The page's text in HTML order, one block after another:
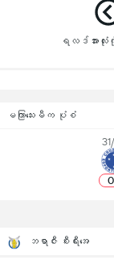
ရလဒ်အားလုံ
မကြာသေးမီက ပုံစံ
0
ဘရာဇီး စီးရီးအေ